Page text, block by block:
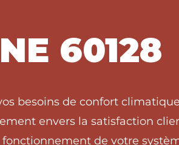
60128
besoins de confort
envers la satisfaction
de votre